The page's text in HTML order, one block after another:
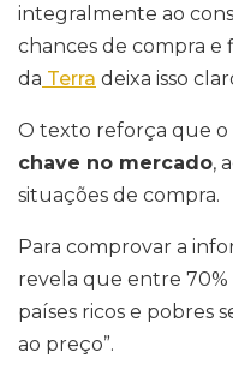
integralmente ao
chances de compra e
da Terra deixa isso
O texto reforça que o
chave no mercado,
situações de compra.
Para comprovar a
revela que entre 70%
países ricos e pobres
ao preço”.